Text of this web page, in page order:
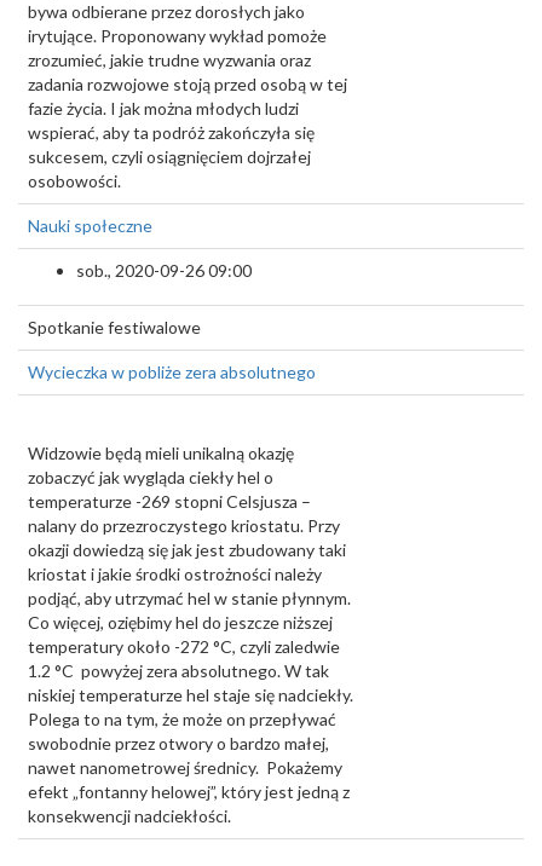
bywa odbierane przez dorosłych jako
irytujące. Proponowany wykład pomoże
zrozumieć, jakie trudne wyzwania oraz
zadania rozwojowe stoją przed osobą w tej
fazie życia. I jak można młodych ludzi
wspierać, aby ta podróż zakończyła się
sukcesem, czyli osiągnięciem dojrzałej
osobowości.
Nauki społeczne
sob., 2020-09-26 09:00
Spotkanie festiwalowe
Wycieczka w pobliże zera absolutnego
Widzowie będą mieli unikalną okazję
zobaczyć jak wygląda ciekły hel o
temperaturze -269 stopni Celsjusza –
nalany do przezroczystego kriostatu. Przy
okazji dowiedzą się jak jest zbudowany taki
kriostat i jakie środki ostrożności należy
podjąć, aby utrzymać hel w stanie płynnym.
Co więcej, oziębimy hel do jeszcze niższej
temperatury około -272 °C, czyli zaledwie
1.2 °C powyżej zera absolutnego. W tak
niskiej temperaturze hel staje się nadciekły.
Polega to na tym, że może on przepływać
swobodnie przez otwory o bardzo małej,
nawet nanometrowej średnicy. Pokażemy
efekt „fontanny helowej”, który jest jedną z
konsekwencji nadciekłości.